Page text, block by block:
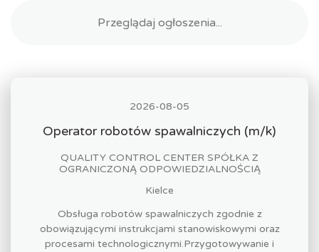
2026-08-05
Operator robotów spawalniczych (m/k)
QUALITY CONTROL CENTER SPÓŁKA Z
OGRANICZONĄ ODPOWIEDZIALNOŚCIĄ
Kielce
Obsługa robotów spawalniczych zgodnie z
obowiązującymi instrukcjami stanowiskowymi oraz
procesami technologicznymi.Przygotowywanie i